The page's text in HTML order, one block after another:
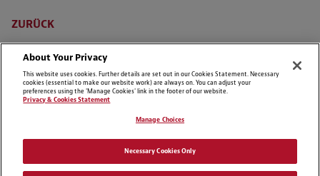
ZURÜCK
Datenschutzerklärung
About Your Privacy
This website uses cookies. Further details are set out in our Cookies Statement. Necessary
cookies (essential to make our website work) are always on. You can adjust your
preferences using the 'Manage Cookies' link in the footer of our website.
Privacy & Cookies Statement
Manage Choices
Necessary Cookies Only